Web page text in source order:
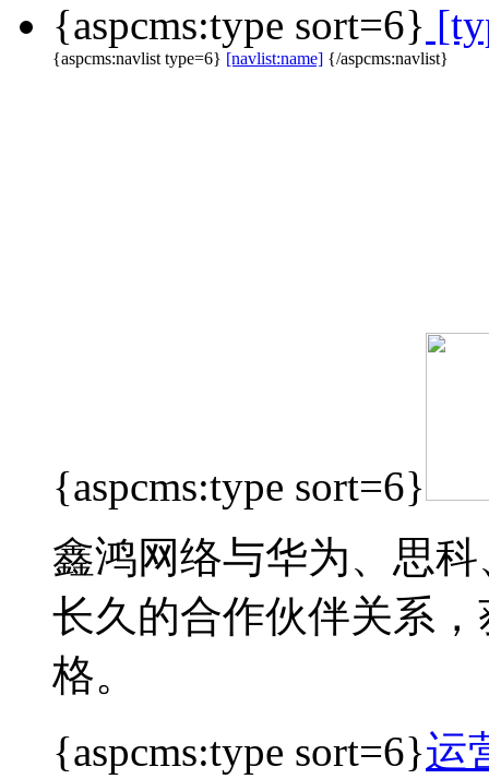
{aspcms:type sort=6}
{aspcms:navlist type=6} [navlist:name] {/aspcms:navlist}
{aspcms:type sort=6}
鑫鸿网络与华为、思
长久的合作伙伴关系
格。
{aspcms:type sort=6}运